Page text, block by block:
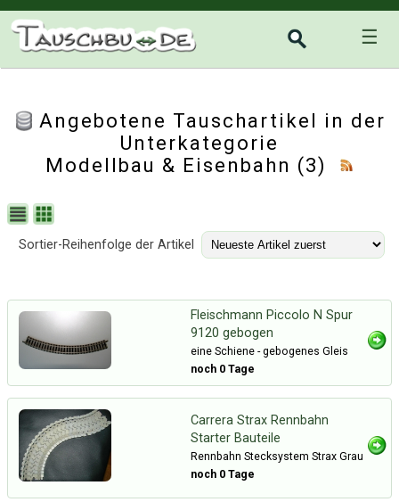
☰
Angebotene Tauschartikel in der
Unterkategorie
Modellbau & Eisenbahn (3)
Sortier-Reihenfolge der Artikel
Fleischmann Piccolo N Spur
9120 gebogen
eine Schiene - gebogenes Gleis
noch 0 Tage
Carrera Strax Rennbahn
Starter Bauteile
Rennbahn Stecksystem Strax Grau
noch 0 Tage